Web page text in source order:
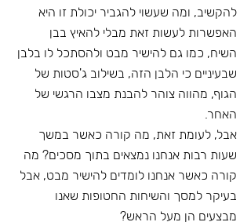
להקשיב, ומה שעשוי להגביר יכולת זו היא
האפשרות לעשות זאת מבלי להאיץ בבן
השיח, כמו גם להישיר מבט ולהסתכל לו בלבן
שבעיניים כי הלבן הזה, בשילוב ג'סטות של
הגוף, מהווה צוהר להבנת מצבו הרגשי של
האחר.
אבל, לעומת זאת, מה קורה כאשר במשך
שעות רבות אנחנו נמצאים בתוך מסכים? מה
קורה כאשר אנחנו לומדים להישיר מבט, אבל
בעיקר למסך והשיחות החטופות שאנו
מבצעים הן מעל הראש?